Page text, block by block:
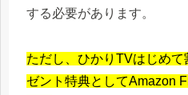
する必要があります。
ただし、ひかりTVはじめ
ゼント特典としてAmazon